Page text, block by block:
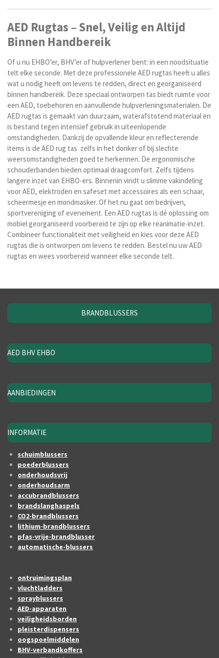
AED Rugtas – Snel, Veilig en Altijd
Binnen Handbereik
Of u nu EHBO’er, BHV’er of hulpverlener bent: in een noodsituatie
telt elke seconde. Met deze professionele AED rugtas heeft u alles
wat u nodig heeft om levens te redden, direct en georganiseerd
binnen handbereik. Deze speciaal ontworpen tas biedt ruimte voor
een AED, toebehoren en aanvullende hulpverleningsmaterialen. De
AED rugtas is gemaakt van duurzaam, waterafstotend materiaal en
is bestand tegen intensief gebruik in uiteenlopende
omstandigheden. Dankzij de opvallende kleur en reflecterende
items is de AED rug tas zelfs in het donker of bij slechte
weersomstandigheden goed te herkennen. De ergonomische
schouderbanden bieden optimaal draagcomfort. Zelfs tijdens
langere inzet van EHBO-ers. Binnenin vindt u slimme vakindeling
voor AED, elektroden en safeset met accessoires als een schaar,
scheermesje en mondmasker. Of het nu gaat om bedrijven,
sportvereniging of evenement. Een AED rugtas is dé oplossing om
mobiel georganiseerd voorbereid te zijn op elke reanimatie-inzet.
Combineer functionaliteit met veiligheid en kies voor deze AED
rugtas die is ontworpen om levens te redden. Bestel nu uw AED
rugtas en wees voorbereid wanneer elke seconde telt.
BRANDBLUSSERS
AED BHV EHBO
AANBIEDINGEN
INFORMATIE
schuimblussers
poederblussers
onderhoudsvrij
onderhoudsarm
accubrandblussers
brandslanghaspels
CO2-brandblussers
lithium-brandblussers
pfas-vrije-brandblusser
automatische-blussers
ontruimingsplan
vluchtladders
sprayblussers
AED-apparaten
veiligheidsborden
pleisterdispensers
oogspoelmiddelen
BHV-verbandkoffers